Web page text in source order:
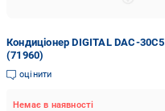
Кондиціонер DIGITAL DAC-30C5
(71960)
оцінити
Немає в наявності